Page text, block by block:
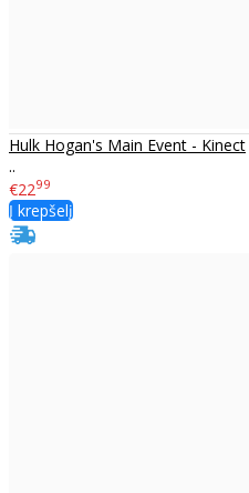
Hulk Hogan's Main Event - Kinect
..
€2299
Į krepšelį